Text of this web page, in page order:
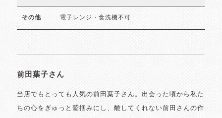
その他 電子レンジ・食洗機不可
前田葉子さん
当店でもとっても人気の前田葉子さん。出会った頃から私た
ちの心をぎゅっと鷲掴みにし、離してくれない前田さんの作